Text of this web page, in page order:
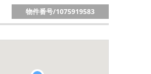
物件番号/1075919583